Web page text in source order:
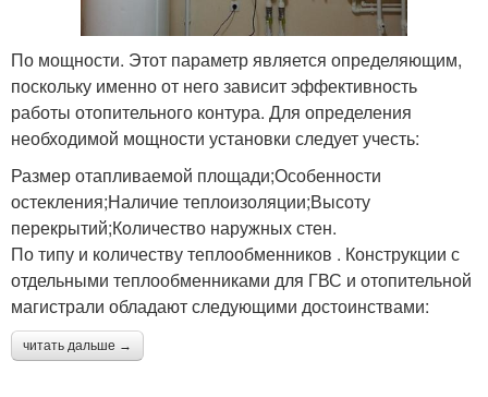
По мощности. Этот параметр является определяющим,
поскольку именно от него зависит эффективность
работы отопительного контура. Для определения
необходимой мощности установки следует учесть:
Размер отапливаемой площади;Особенности
остекления;Наличие теплоизоляции;Высоту
перекрытий;Количество наружных стен.
По типу и количеству теплообменников . Конструкции с
отдельными теплообменниками для ГВС и отопительной
магистрали обладают следующими достоинствами:
читать дальше →